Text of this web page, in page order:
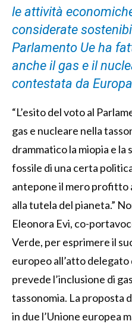
le attività
considerate
Parlamento Ue ha
anche il gas e il
contestata da
“L’esito del voto al
gas e nucleare nella
drammatico la miopia e la
fossile di una certa
antepone il mero profitto
alla tutela del pianeta.”
Eleonora Evi, co-
Verde, per esprimere il
europeo all’atto delegato
prevede l’inclusione di
tassonomia. La proposta
in due l’Unione europea